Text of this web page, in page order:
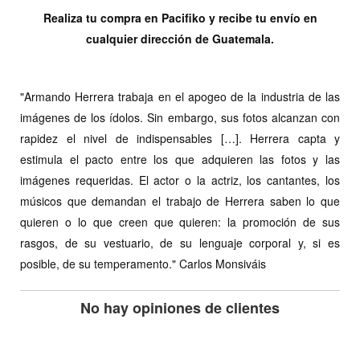
Realiza tu compra en Pacifiko y recibe tu envío en
cualquier dirección de Guatemala.
"Armando Herrera trabaja en el apogeo de la industria de las
imágenes de los ídolos. Sin embargo, sus fotos alcanzan con
rapidez el nivel de indispensables […]. Herrera capta y
estimula el pacto entre los que adquieren las fotos y las
imágenes requeridas. El actor o la actriz, los cantantes, los
músicos que demandan el trabajo de Herrera saben lo que
quieren o lo que creen que quieren: la promoción de sus
rasgos, de su vestuario, de su lenguaje corporal y, si es
posible, de su temperamento." Carlos Monsiváis
No hay opiniones de clientes